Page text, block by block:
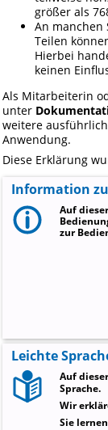
größer als
An manchen
Teilen
Hierbei
keinen
Als Mitarbeiterin
unter
weitere
Anwendung.
Diese Erklärung
Information
Auf
zur
Leichte
Auf
Sprache.
Wir
Sie